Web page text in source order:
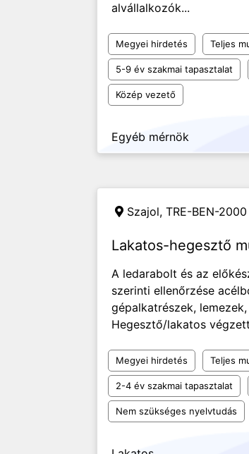
alvállalkozók...
Megyei hirdetés Teljes
5-9 év szakmai tapasztalat
Közép vezető
Egyéb mérnök
Szajol, TRE-BEN-
Lakatos-hegesztő
A ledarabolt és az
szerinti ellenőrzése
gépalkatrészek,
Hegesztő/lakatos
Megyei hirdetés Teljes
2-4 év szakmai tapasztalat
Nem szükséges nyelvtudás